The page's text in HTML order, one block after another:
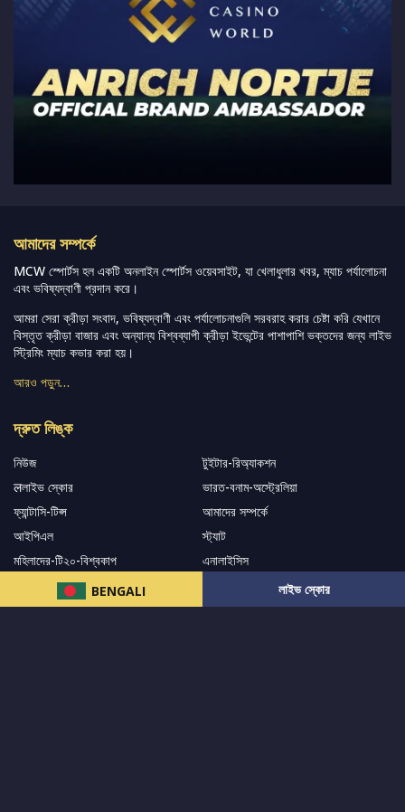
BENGALI লাইভ স্কোর
আমাদের সম্পর্কে
MCW স্পোর্টস হল একটি অনলাইন স্পোর্টস ওয়েবসাইট, যা খেলাধুলার খবর, ম্যাচ পর্যালোচনা
এবং ভবিষ্যদ্বাণী প্রদান করে।
আমরা সেরা ক্রীড়া সংবাদ, ভবিষ্যদ্বাণী এবং পর্যালোচনাগুলি সরবরাহ করার চেষ্টা করি যেখানে
বিস্তৃত ক্রীড়া বাজার এবং অন্যান্য বিশ্বব্যাপী ক্রীড়া ইভেন্টের পাশাপাশি ভক্তদের জন্য লাইভ
স্ট্রিমিং ম্যাচ কভার করা হয়।
আরও পড়ুন…
দ্রুত লিঙ্ক
নিউজ
টুইটার-রিঅ্যাকশন
लলাইভ স্কোর
ভারত-বনাম-অস্ট্রেলিয়া
ফ্যান্টাসি-টিপ্স
আমাদের সম্পর্কে
আইপিএল
স্ট্যাট
মহিলাদের-টি২০-বিশ্বকাপ
এনালাইসিস